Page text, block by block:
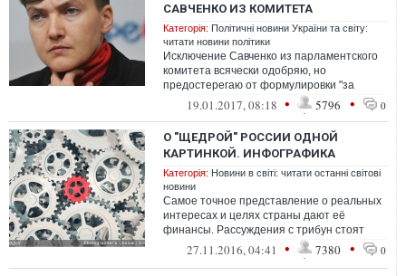
САВЧЕНКО ИЗ КОМИТЕТА
Категорія: Політичні новини України та світу:
читати новини політики
Исключение Савченко из парламентского
комитета всячески одобряю, но
предостерегаю от формулировки "за
дурість". Это мина под весь парламент,
19.01.2017, 08:18 • 5796 • 0
О "ЩЕДРОЙ" РОССИИ ОДНОЙ
КАРТИНКОЙ. ИНФОГРАФИКА
Категорія: Новини в світі: читати останні світові
новини
Самое точное представление о реальных
интересах и целях страны дают её
финансы. Рассуждения с трибун стоят
дёшево. По-настоящему дорого и важно
27.11.2016, 04:41 • 7380 • 0